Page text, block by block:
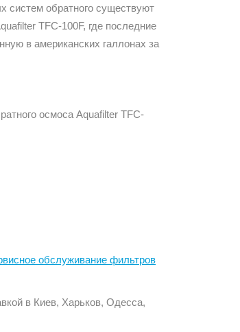
систем обратного существуют
TFC-100F, где последние
в американских галлонах за
осмоса Aquafilter TFC-
обслуживание фильтров
в Киев, Харьков, Одесса,